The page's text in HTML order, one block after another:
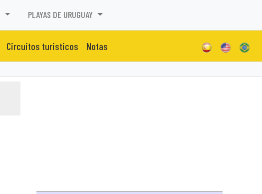
PLAYAS DE URUGUAY
Circuitos turisticos Notas